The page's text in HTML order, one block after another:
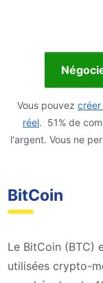
Vous pouvez
réel. 51% de
l'argent. Vous ne
BitCoin
Le BitCoin (BTC)
utilisées crypto-